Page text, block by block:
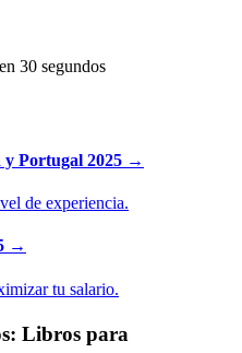
30 segundos
y Portugal 2025 →
de experiencia.
→
tu salario.
Libros para